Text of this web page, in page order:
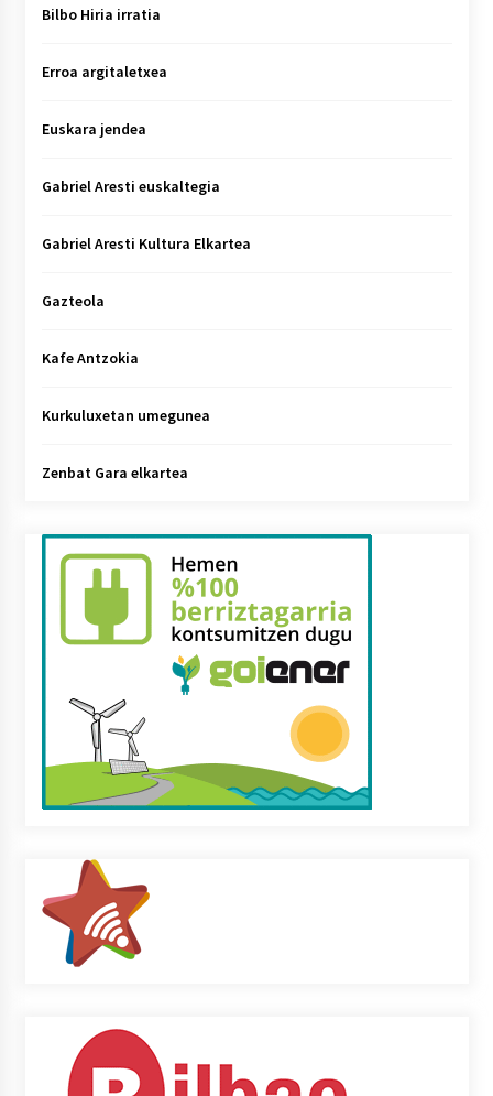
Bilbo Hiria irratia
Erroa argitaletxea
Euskara jendea
Gabriel Aresti euskaltegia
Gabriel Aresti Kultura Elkartea
Gazteola
Kafe Antzokia
Kurkuluxetan umegunea
Zenbat Gara elkartea